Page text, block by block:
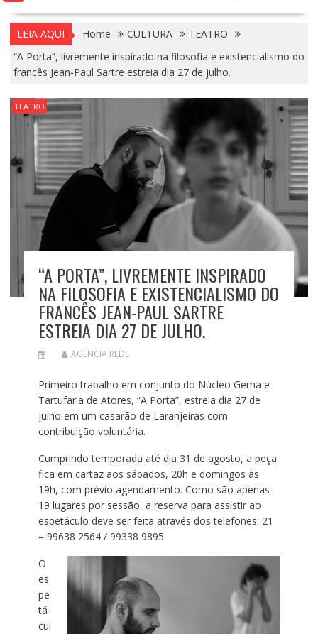
LEIA AQUI Home CULTURA
TEATRO
“A Porta”, livremente inspirado na filosofia e existencialismo do
francês Jean-Paul Sartre estreia dia 27 de julho.
TEATRO
“A PORTA”, LIVREMENTE INSPIRADO
NA FILOSOFIA E EXISTENCIALISMO DO
FRANCÊS JEAN-PAUL SARTRE
ESTREIA DIA 27 DE JULHO.
AGENCIA REDE
Primeiro trabalho em conjunto do Núcleo Gema e
Tartufaria de Atores, “A Porta”, estreia dia 27 de
julho em um casarão de Laranjeiras com
contribuição voluntária.
Cumprindo temporada até dia 31 de agosto, a peça
fica em cartaz aos sábados, 20h e domingos às
19h, com prévio agendamento. Como são apenas
19 lugares por sessão, a reserva para assistir ao
espetáculo deve ser feita através dos telefones: 21
– 99638 2564 / 99338 9895.
O
es
pe
tá
cul